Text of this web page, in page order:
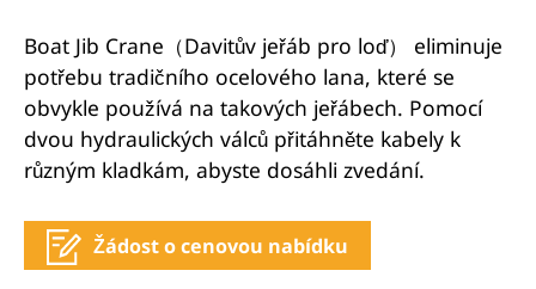
Boat Jib Crane（Davitův jeřáb pro loď） eliminuje
potřebu tradičního ocelového lana, které se
obvykle používá na takových jeřábech. Pomocí
dvou hydraulických válců přitáhněte kabely k
různým kladkám, abyste dosáhli zvedání.
Žádost o cenovou nabídku